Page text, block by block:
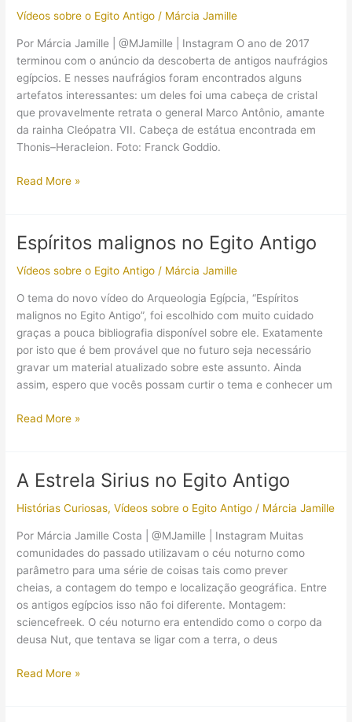
este!
Vídeos sobre o Egito Antigo / Márcia Jamille
Por Márcia Jamille | @MJamille | Instagram O ano de 2017
terminou com o anúncio da descoberta de antigos naufrágios
egípcios. E nesses naufrágios foram encontrados alguns
artefatos interessantes: um deles foi uma cabeça de cristal
que provavelmente retrata o general Marco Antônio, amante
da rainha Cleópatra VII. Cabeça de estátua encontrada em
Thonis–Heracleion. Foto: Franck Goddio.
Novas
antigos
naufrágios
Read More »
Espíritos malignos no Egito Antigo
Vídeos sobre o Egito Antigo / Márcia Jamille
O tema do novo vídeo do Arqueologia Egípcia, “Espíritos
malignos no Egito Antigo”, foi escolhido com muito cuidado
graças a pouca bibliografia disponível sobre ele. Exatamente
por isto que é bem provável que no futuro seja necessário
gravar um material atualizado sobre este assunto. Ainda
assim, espero que vocês possam curtir o tema e conhecer um
Espíritos
Antigo
Read More »
A Estrela Sirius no Egito Antigo
Histórias Curiosas,Vídeos sobre o Egito Antigo / Márcia Jamille
Por Márcia Jamille Costa | @MJamille | Instagram Muitas
comunidades do passado utilizavam o céu noturno como
parâmetro para uma série de coisas tais como prever
cheias, a contagem do tempo e localização geográfica. Entre
os antigos egípcios isso não foi diferente. Montagem:
sciencefreek. O céu noturno era entendido como o corpo da
deusa Nut, que tentava se ligar com a terra, o deus
A
Read More »